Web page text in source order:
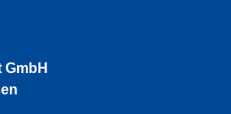
GmbH